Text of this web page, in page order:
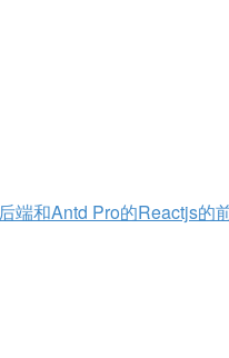
端和Antd Pro的Reactjs